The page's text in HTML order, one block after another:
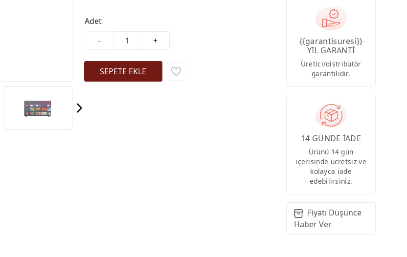
Adet
-
+
{{garantisuresi}}
YIL GARANTİ
Üretici/distribütör
garantilidir.
14 GÜNDE İADE
Ürünü 14 gün
içerisinde ücretsiz ve
kolayca iade
edebilirsiniz.
Fiyatı Düşünce
Haber Ver